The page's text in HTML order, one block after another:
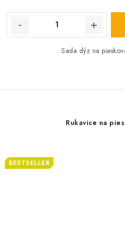
Sada dýz na
Rukavice na
BESTSELLER